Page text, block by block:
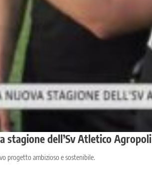
stagione dell’Sv Atletico Agropoli
progetto ambizioso e sostenibile.